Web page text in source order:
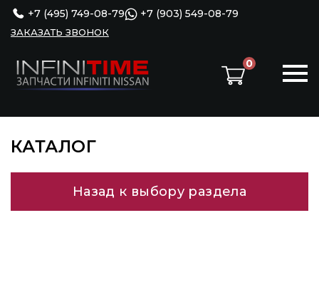
+7 (495) 749-08-79 +7 (903) 549-08-79
ЗАКАЗАТЬ ЗВОНОК
0
КАТАЛОГ
Назад к выбору раздела